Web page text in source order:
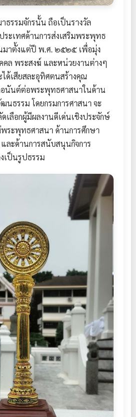
าธรรมจักรนั้น ถือเป็นรางวัล
ระเทศด้านการส่งเสริมพระพุทธ
มาตั้งแต่ปี พ.ศ. ๒๕๒๕ เพื่อมุ่ง
คล พระสงฆ์ และหน่วยงานต่างๆ
ด้เสียสละอุทิศตนสร้างคุณ
อนันต์ต่อพระพุทธศาสนาในด้าน
นธรรม โดยกรมการศาสนา จะ
เลือกผู้มีผลงานดีเด่นเชิงประจักษ์
ระพุทธศาสนา ด้านการศึกษา
ละด้านการสนับสนุนกิจการ
เป็นรูปธรรม